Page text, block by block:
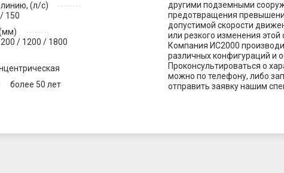
(л/с)
150
/ 1200 / 1800
более 50 лет
другими подземными
предотвращения
допустимой скорости
или резкого изменения этой
Компания ИС2000
различных конфигураций и
Проконсультироваться о
можно по телефону, либо
отправить заявку нашим